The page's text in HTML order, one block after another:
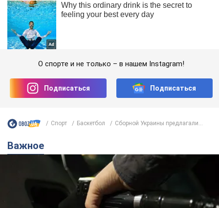
О спорте и не только – в нашем Instagram!
Подписаться Подписаться
Спорт Баскетбол Сборной Украины предлагали...
Важное